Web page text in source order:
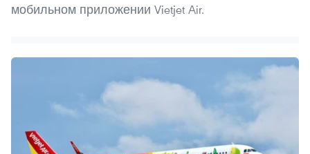
мобильном приложении Vietjet Air.